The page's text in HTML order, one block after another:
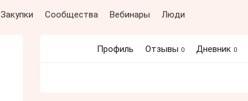
Закупки Сообщества Вебинары Люди
Профиль Отзывы 0 Дневник 0